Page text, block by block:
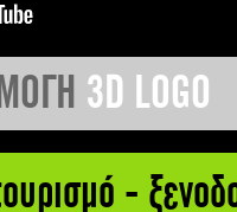
3D LOGO
-